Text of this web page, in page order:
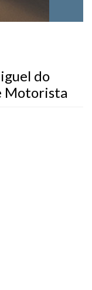
do
Motorista